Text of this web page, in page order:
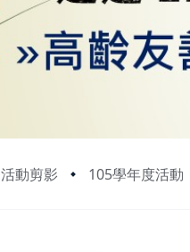
活動剪影 105學年度活動